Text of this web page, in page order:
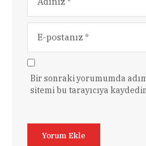
Bir sonraki yorumumda
sitemi bu tarayıcıya